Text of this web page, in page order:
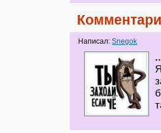
Написал:Snegok